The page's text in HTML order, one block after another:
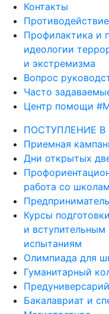
Контакты
Профилактика и
идеологии
и экстремизма
Вопрос
Часто
Центр помощи
ПОСТУПЛЕНИЕ В
Приемная
Дни открытых
работа со
Курсы
и вступительным
испытаниям
Олимпиада для
Гуманитарный
Предуниверсарий
Бакалавриат и